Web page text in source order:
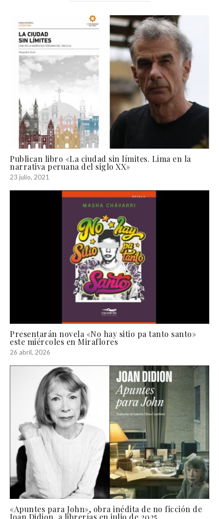
Publican libro «La ciudad sin límites. Lima en la
narrativa peruana del siglo XX»
23 julio, 2021
Presentarán novela «No hay sitio pa tanto santo»
este miércoles en Miraflores
26 abril, 2026
«Apuntes para John», obra inédita de no ficción de
Joan Didion, a librerías en julio de 2025